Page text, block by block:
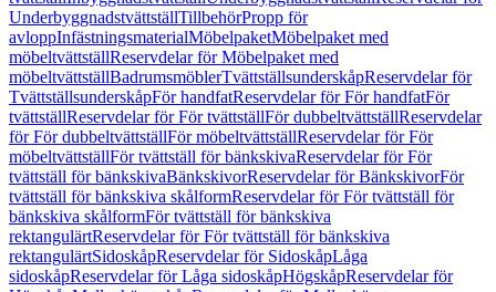
UnderbyggnadstvättställTillbehörPropp för
avloppInfästningsmaterialMöbelpaketMöbelpaket med
möbeltvättställReservdelar för Möbelpaket med
möbeltvättställBadrumsmöblerTvättställsunderskåpReservdelar för
TvättställsunderskåpFör handfatReservdelar för För handfatFör
tvättställReservdelar för För tvättställFör dubbeltvättställReservdelar
för För dubbeltvättställFör möbeltvättställReservdelar för För
möbeltvättställFör tvättställ för bänkskivaReservdelar för För
tvättställ för bänkskivaBänkskivorReservdelar för BänkskivorFör
tvättställ för bänkskiva skålformReservdelar för För tvättställ för
bänkskiva skålformFör tvättställ för bänkskiva
rektangulärtReservdelar för För tvättställ för bänkskiva
rektangulärtSidoskåpReservdelar för SidoskåpLåga
sidoskåpReservdelar för Låga sidoskåpHögskåpReservdelar för